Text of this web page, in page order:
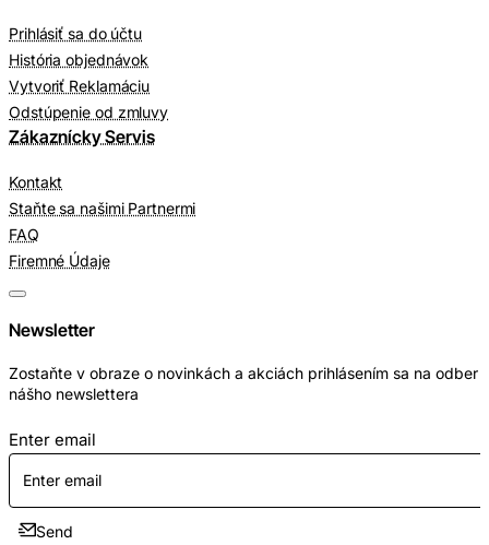
Prihlásiť sa do účtu
História objednávok
Vytvoriť Reklamáciu
Odstúpenie od zmluvy
Zákaznícky Servis
Kontakt
Staňte sa našimi Partnermi
FAQ
Firemné Údaje
Newsletter
Zostaňte v obraze o novinkách a akciách prihlásením sa na odber
nášho newslettera
Enter email
Send